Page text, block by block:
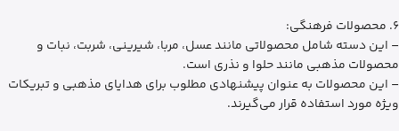
6. محصولات فرهنگی:
– این دسته شامل محصولاتی مانند عسل، مربا، شیرینی، شربت، نبات و
محصولات مذهبی مانند حلوا و نذری است.
– این محصولات به عنوان پیشنهادی مطلوب برای هدایای مذهبی و تبریکات
ویژه مورد استفاده قرار می‌گیرند.